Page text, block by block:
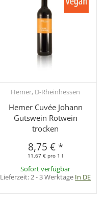
Hemer, D-Rheinhessen
Hemer Cuvée Johann
Gutswein Rotwein
trocken
8,75 € *
11,67 € pro 1 l
Sofort verfügbar
Lieferzeit:2 - 3 Werktage In DE